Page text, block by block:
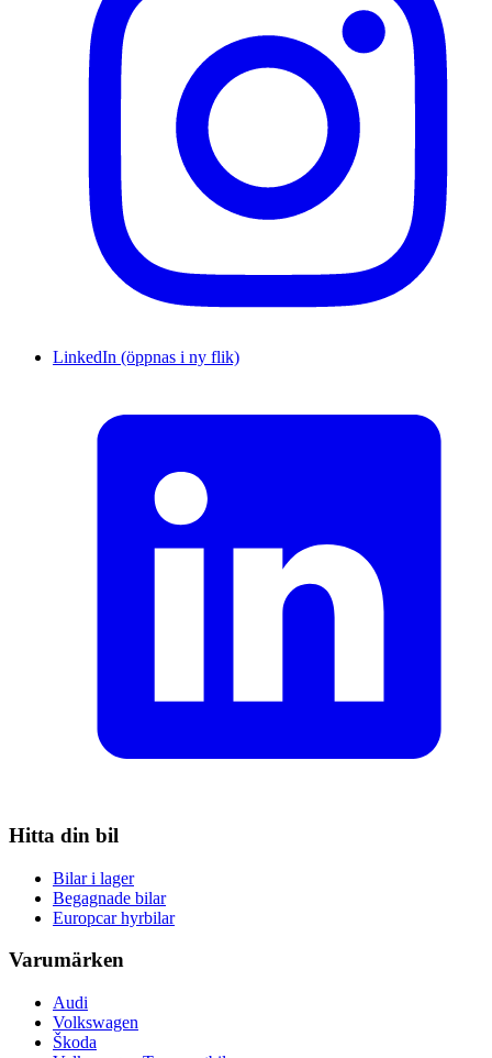
LinkedIn (öppnas i ny flik)
Hitta din bil
Bilar i lager
Begagnade bilar
Europcar hyrbilar
Varumärken
Audi
Volkswagen
Škoda